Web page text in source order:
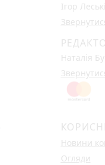
Ігор
Наталія
Новини
Огляди